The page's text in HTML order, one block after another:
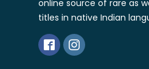
online source of rare as
titles in native Indian